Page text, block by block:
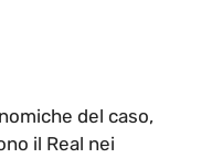
del caso,
il Real nei